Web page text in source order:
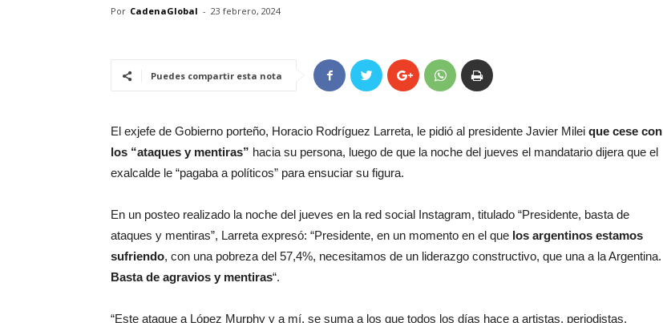
Por CadenaGlobal - 23 febrero, 2024
Puedes compartir esta nota
El exjefe de Gobierno porteño, Horacio Rodríguez Larreta, le pidió al presidente Javier Milei que cese con
los “ataques y mentiras” hacia su persona, luego de que la noche del jueves el mandatario dijera que el
exalcalde le “pagaba a políticos” para ensuciar su figura.
En un posteo realizado la noche del jueves en la red social Instagram, titulado “Presidente, basta de
ataques y mentiras”, Larreta expresó: “Presidente, en un momento en el que los argentinos estamos
sufriendo, con una pobreza del 57,4%, necesitamos de un liderazgo constructivo, que una a la Argentina.
Basta de agravios y mentiras“.
“Este ataque a López Murphy y a mí, se suma a los que todos los días hace a artistas, periodistas,